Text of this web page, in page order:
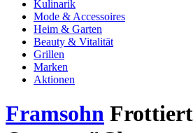
Kulinarik
Mode & Accessoires
Heim & Garten
Beauty & Vitalität
Grillen
Marken
Aktionen
Framsohn